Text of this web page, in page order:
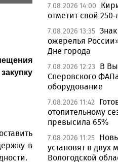
в
7.08.2026 14:00
отметит свой
7.08.2026 13:35
ожерелья
Дне города
7.08.2026 12:23
В
Сперовского
оборудование
7.08.2026 11:42
отопительному
превысила 65%
7.08.2026 11:25
установят в двух
Вологодской